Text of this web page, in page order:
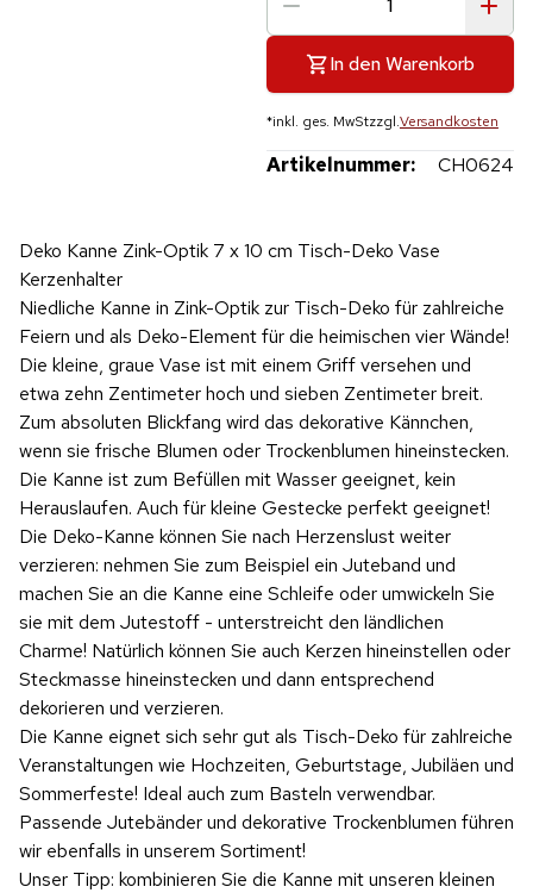
In den Warenkorb
*inkl. ges. MwStzzgl.Versandkosten
Artikelnummer: CH0624
Deko Kanne Zink-Optik 7 x 10 cm Tisch-Deko Vase
Kerzenhalter
Niedliche Kanne in Zink-Optik zur Tisch-Deko für zahlreiche
Feiern und als Deko-Element für die heimischen vier Wände!
Die kleine, graue Vase ist mit einem Griff versehen und
etwa zehn Zentimeter hoch und sieben Zentimeter breit.
Zum absoluten Blickfang wird das dekorative Kännchen,
wenn sie frische Blumen oder Trockenblumen hineinstecken.
Die Kanne ist zum Befüllen mit Wasser geeignet, kein
Herauslaufen. Auch für kleine Gestecke perfekt geeignet!
Die Deko-Kanne können Sie nach Herzenslust weiter
verzieren: nehmen Sie zum Beispiel ein Juteband und
machen Sie an die Kanne eine Schleife oder umwickeln Sie
sie mit dem Jutestoff - unterstreicht den ländlichen
Charme! Natürlich können Sie auch Kerzen hineinstellen oder
Steckmasse hineinstecken und dann entsprechend
dekorieren und verzieren.
Die Kanne eignet sich sehr gut als Tisch-Deko für zahlreiche
Veranstaltungen wie Hochzeiten, Geburtstage, Jubiläen und
Sommerfeste! Ideal auch zum Basteln verwendbar.
Passende Jutebänder und dekorative Trockenblumen führen
wir ebenfalls in unserem Sortiment!
Unser Tipp: kombinieren Sie die Kanne mit unseren kleinen